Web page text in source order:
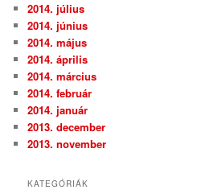
2014. július
2014. június
2014. május
2014. április
2014. március
2014. február
2014. január
2013. december
2013. november
KATEGÓRIÁK